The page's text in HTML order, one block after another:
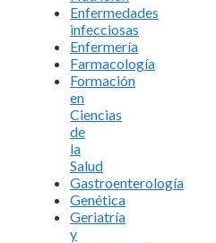
Enfermedades
infecciosas
Enfermería
Farmacología
Formación
en
Ciencias
de
la
Salud
Gastroenterología
Genética
Geriatría
y